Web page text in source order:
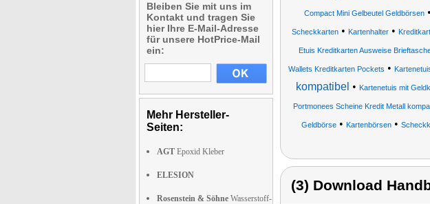
Bleiben Sie mit uns im
Kontakt und tragen Sie
hier Ihre E-Mail-Adresse
für unsere HotPrice-Mail
ein:
Mehr Hersteller-
Seiten:
AGT Epoxid Kleber
ELESION
Rosenstein & Söhne Wasserstoff-
Compact Mini Gelbeutel Geldbörsen•
Scheckkarten• Kartenhalter•
Etuis Kreditkarten Ausweise
Wallets Kreditkarten Pockets •
kompatibel • Kartenetuis mit
Portmonees Scheine Kredit Metall
Geldbörse• Kartenbörsen•
(3) Download